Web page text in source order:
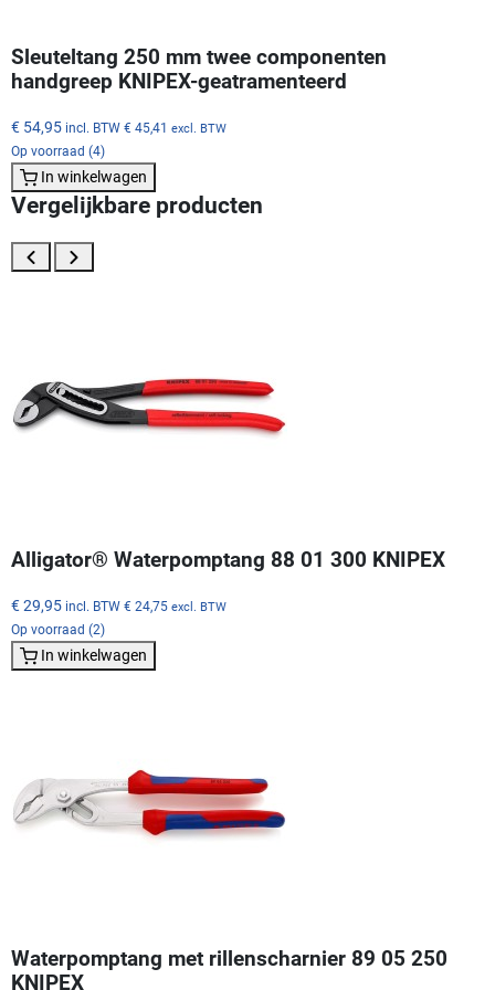
Sleuteltang 250 mm twee componenten
handgreep KNIPEX-geatramenteerd
€ 54,95 incl. BTW € 45,41 excl. BTW
Op voorraad (4)
In winkelwagen
Vergelijkbare producten
Alligator® Waterpomptang 88 01 300 KNIPEX
€ 29,95 incl. BTW € 24,75 excl. BTW
Op voorraad (2)
In winkelwagen
Waterpomptang met rillenscharnier 89 05 250
KNIPEX